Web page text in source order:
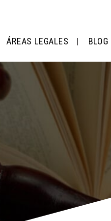
ÁREAS LEGALES BLOG